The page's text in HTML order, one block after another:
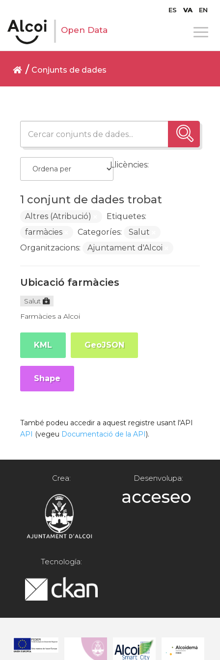
ES VA EN
Open Data
Conjunts de dades
1 conjunt de dades trobat
Llicències:
Altres (Atribució)
Etiquetes:
farmàcies
Categoríes:
Salut
Organitzacions:
Ajuntament d'Alcoi
Ubicació farmàcies
Salut
Farmàcies a Alcoi
KML GeoJSON
Shape
També podeu accedir a aquest registre usant l'API
API (vegeu Documentació de la API).
Crea: Desenvolupa:
Tecnología: